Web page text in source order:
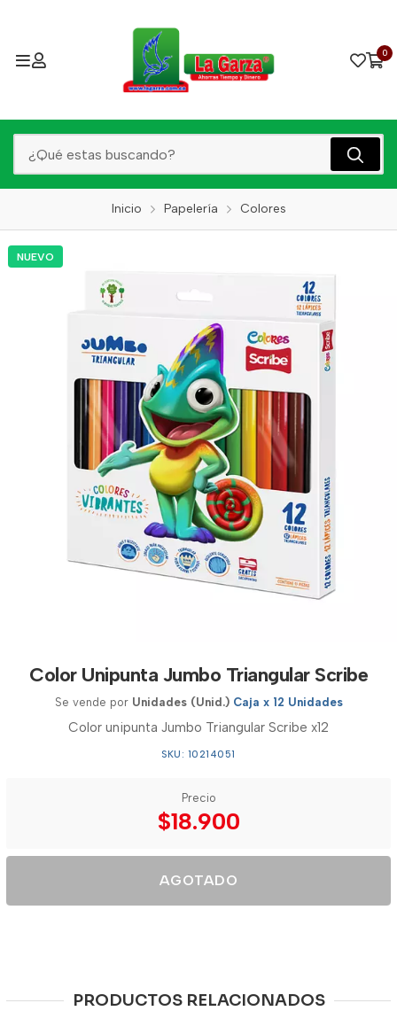
0
Inicio Papelería Colores
NUEVO
Color Unipunta Jumbo Triangular Scribe
Se vende por Unidades (Unid.) Caja x 12 Unidades
Color unipunta Jumbo Triangular Scribe x12
SKU: 10214051
Precio
$18.900
AGOTADO
PRODUCTOS RELACIONADOS